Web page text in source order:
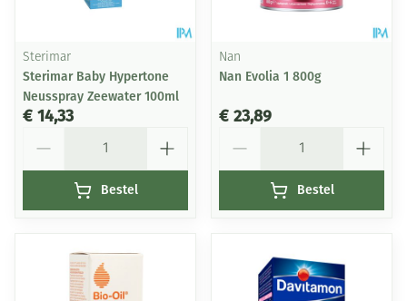
Sterimar
Sterimar Baby Hypertone
Neusspray Zeewater 100ml
€ 14,33
Bestel
Nan
Nan Evolia 1 800g
€ 23,89
Bestel